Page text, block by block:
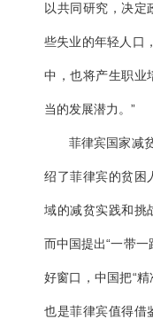
以共同研究，决定
些失业的年轻人口
中，也将产生职业
当的发展潜力。”
菲律宾国家减贫
绍了菲律宾的贫困
域的减贫实践和挑
而中国提出“一带
好窗口，中国把“精
也是菲律宾值得借